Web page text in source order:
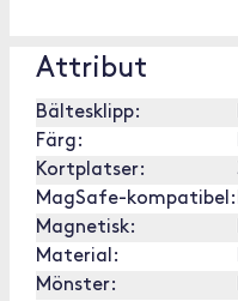
Attribut
Bältesklipp:
Färg:
Kortplatser:
MagSafe-kompatibel:
Magnetisk:
Material:
Mönster: